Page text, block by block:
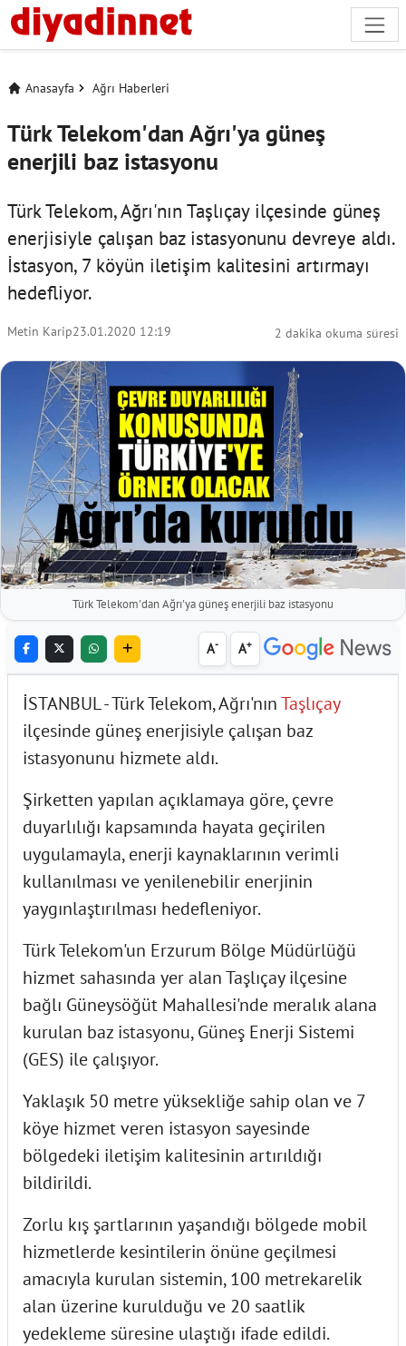
Anasayfa Ağrı Haberleri
Türk Telekom'dan Ağrı'ya güneş
enerjili baz istasyonu
Türk Telekom, Ağrı'nın Taşlıçay ilçesinde güneş
enerjisiyle çalışan baz istasyonunu devreye aldı.
İstasyon, 7 köyün iletişim kalitesini artırmayı
hedefliyor.
Metin Karip23.01.2020 12:19 2 dakika okuma süresi
Türk Telekom'dan Ağrı'ya güneş enerjili baz istasyonu
A- A+
İSTANBUL - Türk Telekom, Ağrı'nınTaşlıçay
ilçesinde güneş enerjisiyle çalışan baz
istasyonunu hizmete aldı.
Şirketten yapılan açıklamaya göre, çevre
duyarlılığı kapsamında hayata geçirilen
uygulamayla, enerji kaynaklarının verimli
kullanılması ve yenilenebilir enerjinin
yaygınlaştırılması hedefleniyor.
Türk Telekom'un Erzurum Bölge Müdürlüğü
hizmet sahasında yer alan Taşlıçay ilçesine
bağlı Güneysöğüt Mahallesi'nde meralık alana
kurulan baz istasyonu, Güneş Enerji Sistemi
(GES) ile çalışıyor.
Yaklaşık 50 metre yüksekliğe sahip olan ve 7
köye hizmet veren istasyon sayesinde
bölgedeki iletişim kalitesinin artırıldığı
bildirildi.
Zorlu kış şartlarının yaşandığı bölgede mobil
hizmetlerde kesintilerin önüne geçilmesi
amacıyla kurulan sistemin, 100 metrekarelik
alan üzerine kurulduğu ve 20 saatlik
yedekleme süresine ulaştığı ifade edildi.